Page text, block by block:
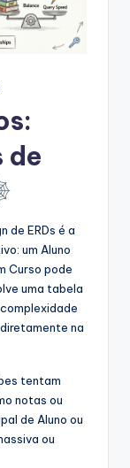
de
de ERDs é a
um Aluno
Curso pode
uma tabela
na
tentam
notas ou
de Aluno ou
ou